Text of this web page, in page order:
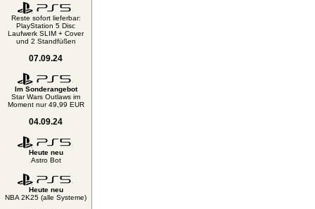
Reste sofort lieferbar:
PlayStation 5 Disc
Laufwerk SLIM + Cover
und 2 Standfüßen
07.09.24
Im Sonderangebot
Star Wars Outlaws im
Moment nur 49,99 EUR
04.09.24
Heute neu
Astro Bot
Heute neu
NBA 2K25 (alle Systeme)